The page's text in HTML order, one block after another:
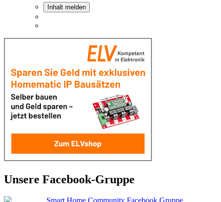
Inhalt melden
Unsere Facebook-Gruppe